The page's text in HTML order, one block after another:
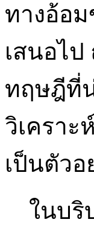
ทางอ้อ
เสนอไ
ทฤษฎีที่
วิเคราะ
เป็นตัวอ
ในบริ